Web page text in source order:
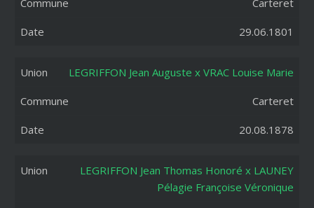
Carteret
29.06.1801
LEGRIFFON Jean Auguste x VRAC Louise Marie
Carteret
20.08.1878
LEGRIFFON Jean Thomas Honoré x LAUNEY
Pélagie Françoise Véronique